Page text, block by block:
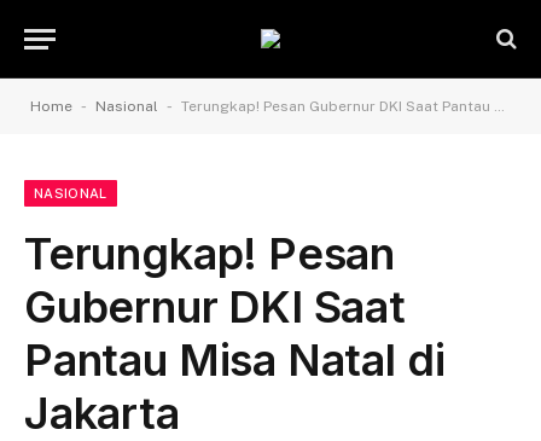
Home - Nasional - Terungkap! Pesan Gubernur DKI Saat Pantau Misa Natal di Jakarta
NASIONAL
Terungkap! Pesan
Gubernur DKI Saat
Pantau Misa Natal di
Jakarta